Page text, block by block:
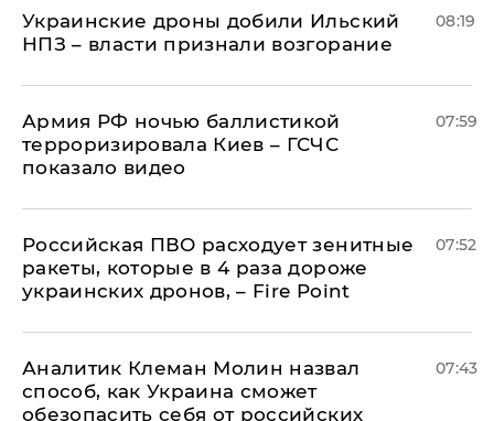
Украинские дроны добили Ильский
НПЗ – власти признали возгорание
08:19
Армия РФ ночью баллистикой
терроризировала Киев – ГСЧС
показало видео
07:59
Российская ПВО расходует зенитные
ракеты, которые в 4 раза дороже
украинских дронов, – Fire Point
07:52
Аналитик Клеман Молин назвал
способ, как Украина сможет
обезопасить себя от российских
07:43